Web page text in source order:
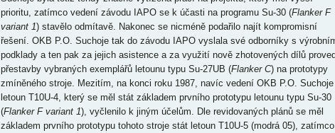
prioritu, zatímco vedení závodu IAPO se k účasti na programu Su-30 (Flanker F
variant 1) stavělo odmítavě. Nakonec se nicméně podařilo najít kompromisní
řešení. OKB P.O. Suchoje tak do závodu IAPO vyslala své odborníky s
podklady a ten pak za jejich asistence a za využití nově zhotovených dílů
přestavby vybraných exemplářů letounu typu Su-27UB (Flanker C) na prototypy
zmíněného stroje. Mezitím, na konci roku 1987, navíc vedení OKB P.O. Suchoje
letoun T10U-4, který se měl stát základem prvního prototypu letounu typu Su-30
(Flanker F variant 1), vyčlenilo k jiným účelům. Dle revidovaných plánů se měl
základem prvního prototypu tohoto stroje stát letoun T10U-5 (modrá 05), zatímco